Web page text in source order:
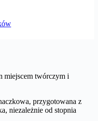
miejscem twórczym i
przygotowana z
niezależnie od stopnia